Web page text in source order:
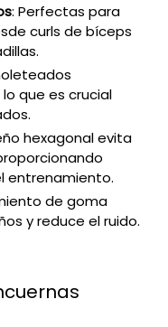
: Perfectas para
curls de bíceps
que es crucial
hexagonal evita
entrenamiento.
de goma
y reduce el ruido.